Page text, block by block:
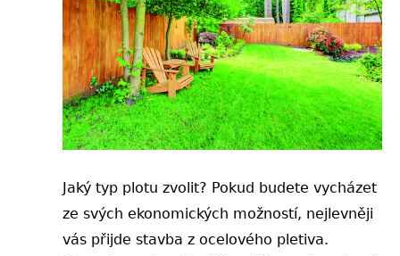
Jaký typ plotu zvolit? Pokud budete vycházet
ze svých ekonomických možností, nejlevněji
vás přijde stavba z ocelového pletiva.